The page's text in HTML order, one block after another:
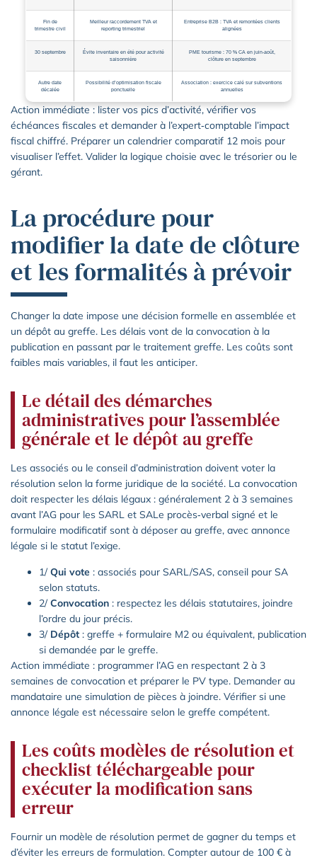
Fin de
trimestre civil
Meilleur raccordement TVA et
reporting trimestriel
Entreprise B2B : TVA et remontées clients
alignées
30 septembre
Évite inventaire en été pour activité
saisonnière
PME tourisme : 70 % CA en juin‑août,
clôture en septembre
Autre date
décalée
Possibilité d’optimisation fiscale
ponctuelle
Association : exercice calé sur subventions
annuelles
Action immédiate : lister vos pics d’activité, vérifier vos
échéances fiscales et demander à l’expert‑comptable l’impact
fiscal chiffré. Préparer un calendrier comparatif 12 mois pour
visualiser l’effet. Valider la logique choisie avec le trésorier ou le
gérant.
La procédure pour
modifier la date de clôture
et les formalités à prévoir
Changer la date impose une décision formelle en assemblée et
un dépôt au greffe. Les délais vont de la convocation à la
publication en passant par le traitement greffe. Les coûts sont
faibles mais variables, il faut les anticiper.
Le détail des démarches
administratives pour l’assemblée
générale et le dépôt au greffe
Les associés ou le conseil d’administration doivent voter la
résolution selon la forme juridique de la société. La convocation
doit respecter les délais légaux : généralement 2 à 3 semaines
avant l’AG pour les SARL et SALe procès‑verbal signé et le
formulaire modificatif sont à déposer au greffe, avec annonce
légale si le statut l’exige.
1/Qui vote : associés pour SARL/SAS, conseil pour SA
selon statuts.
2/Convocation : respectez les délais statutaires, joindre
l’ordre du jour précis.
3/ Dépôt : greffe + formulaire M2 ou équivalent, publication
si demandée par le greffe.
Action immédiate : programmer l’AG en respectant 2 à 3
semaines de convocation et préparer le PV type. Demander au
mandataire une simulation de pièces à joindre. Vérifier si une
annonce légale est nécessaire selon le greffe compétent.
Les coûts modèles de résolution et
checklist téléchargeable pour
exécuter la modification sans
erreur
Fournir un modèle de résolution permet de gagner du temps et
d’éviter les erreurs de formulation. Compter autour de 100 € à